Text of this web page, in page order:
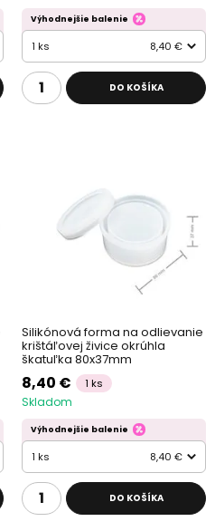
Výhodnejšie balenie
1 ks 8,40 €
DO KOŠÍKA
Silikónová forma na odlievanie
krištáľovej živice okrúhla
škatuľka 80x37mm
8,40 € 1 ks
Skladom
Výhodnejšie balenie
1 ks 8,40 €
DO KOŠÍKA